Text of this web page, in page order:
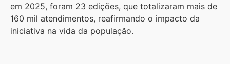
em 2025, foram 23 edições, que totalizaram mais de
160 mil atendimentos, reafirmando o impacto da
iniciativa na vida da população.